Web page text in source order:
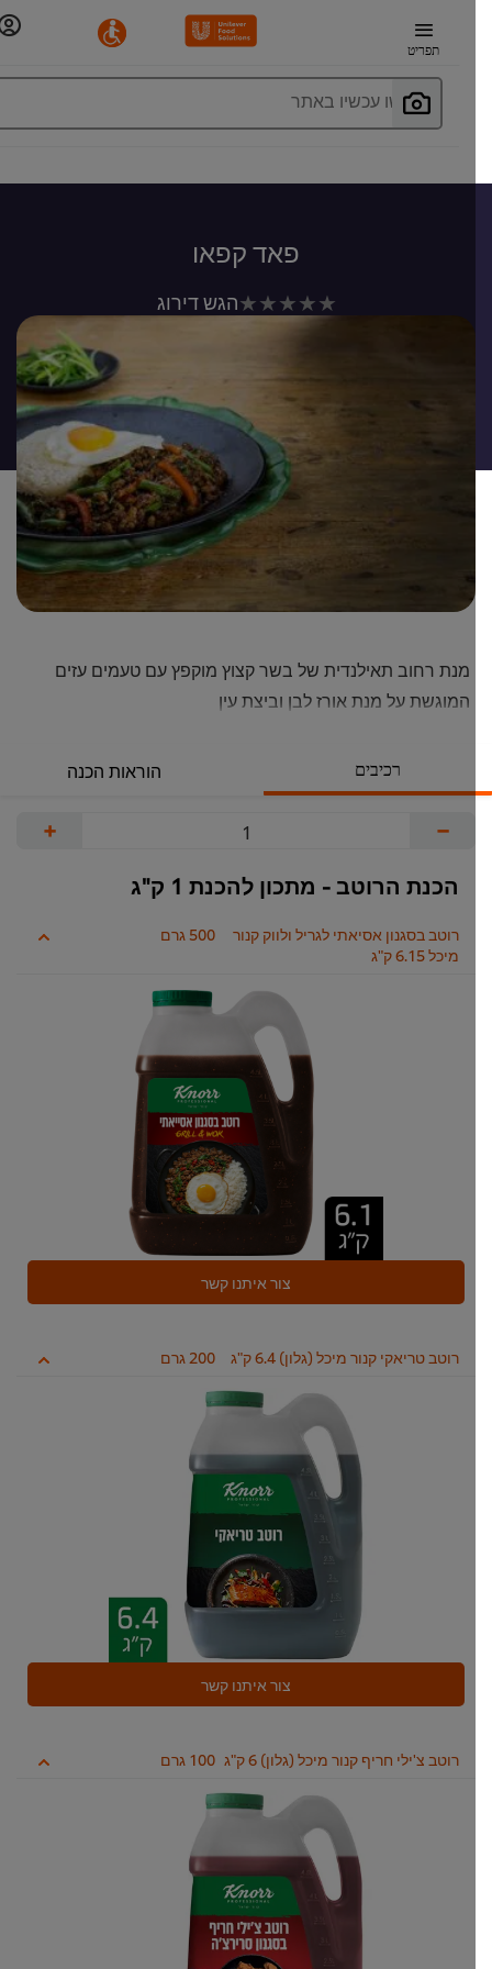
תפריט
חפשו עכשיו באתר
פאד קפאו
לא
recipe
זה
הגש דירוג
מנת רחוב תאילנדית של בשר קצוץ מוקפץ עם טעמים עזים
המוגשת על מנת אורז לבן וביצת עין
רכיבים הוראות הכנה
הכנת הרוטב - מתכון להכנת 1 ק"ג
רוטב בסגנון אסיאתי לגריל ולווק קנור
מיכל 6.15 ק"ג
500 גרם
צור איתנו קשר
רוטב טריאקי קנור מיכל (גלון) 6.4 ק"ג 200 גרם
צור איתנו קשר
רוטב צ'ילי חריף קנור מיכל (גלון) 6 ק"ג 100 גרם